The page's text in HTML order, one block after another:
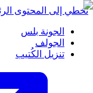
تخطي إلى المحتوى
الجونة بلس
الجولف
تنزيل الكُتيب